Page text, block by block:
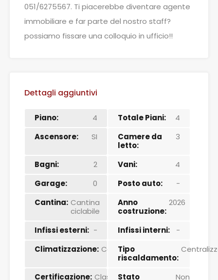
051/6275567. Ti piacerebbe diventare agente
immobiliare e far parte del nostro staff?
possiamo fissare una colloquio in ufficio!!
Dettagli aggiuntivi
Piano: 4 Totale Piani:
4
Ascensore:
SI
Camere da
letto:
3
Bagni: 2 Vani:
4
Garage:
0 Posto auto:
-
Cantina: Cantina
ciclabile
Anno
costruzione:
2026
Infissi esterni: - Infissi interni:
-
Climatizzazione: Centralizzato
Tipo
riscaldamento:
Certificazione: ClasseStato Non